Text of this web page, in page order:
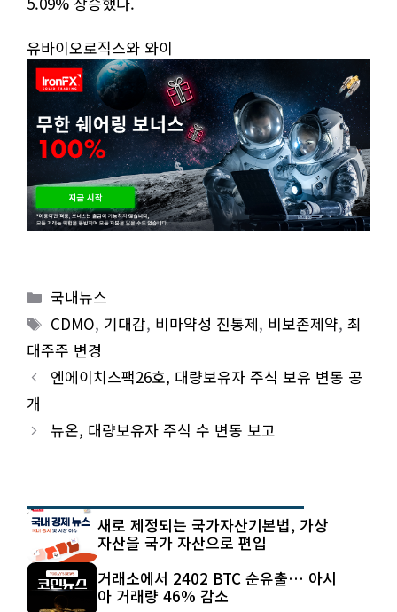
유바이오로직스와 와이
Categories
국내뉴스
Tags
CDMO, 기대감, 비마약성 진통제, 비보존제약,최
대주주 변경
엔에이치스팩26호, 대량보유자 주식 보유 변동 공
개
뉴온, 대량보유자 주식 수 변동 보고
최신 글
새로 제정되는 국가자산기본법, 가상
자산을 국가 자산으로 편입
거래소에서 2402 BTC 순유출… 아시
아 거래량 46% 감소